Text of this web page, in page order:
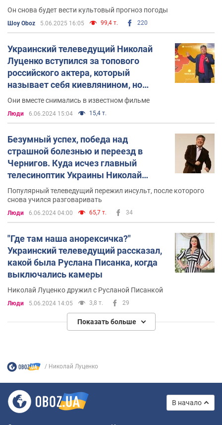
лет
Он снова будет вести культовый прогноз погоды
Шоу Oboz 5.06.2025 16:05 99,4 т. 220
Украинский телеведущий Николай
Луценко вступился за топового
российского актера, который
называет себя киевлянином, но
молчит о войне
Они вместе снимались в известном фильме
Люди 6.06.2024 15:04 15,4 т.
Безумный успех, победа над
страшной болезнью и переезд в
Чернигов. Куда исчез главный
телесиноптик Украины Николай
Луценко
Популярный телеведущий пережил инсульт, после которого
снова учился разговаривать
Люди 6.06.2024 04:00 65,7 т. 34
"Где там наша анорексичка?"
Украинский телеведущий рассказал,
какой была Руслана Писанка, когда
выключались камеры
Николай Луценко дружил с Русланой Писанкой
Люди 5.06.2024 14:05 3,8 т. 29
Показать больше
Николай Луценко
В начало